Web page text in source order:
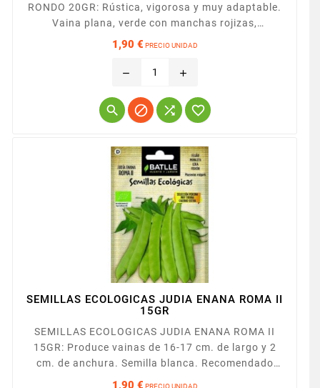
RONDO 20GR: Rústica, vigorosa y muy adaptable.
Vaina plana, verde con manchas rojizas,
prácticamente recta, de 18 cm. de longitud y 2-2,2
1,90 € PRECIO UNIDAD
remove add
   
SEMILLAS ECOLOGICAS JUDIA ENANA ROMA II
15GR
SEMILLAS ECOLOGICAS JUDIA ENANA ROMA II
15GR: Produce vainas de 16-17 cm. de largo y 2
cm. de anchura. Semilla blanca. Recomendado
para mercado fresco. Muy buena resistencia a
1,90 € PRECIO UNIDAD